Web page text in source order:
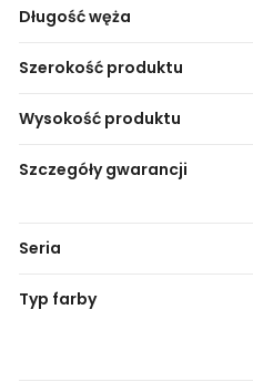
Długość węża
Szerokość produktu
Wysokość produktu
Szczegóły gwarancji
Seria
Typ farby